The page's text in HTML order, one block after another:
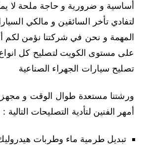
أساسية و ضرورية و حاجة ملحة لا
لتفادي تأخر السائقين و مالكي
المهمة و نحن في شركتنا نؤمن لكم
على مستوى الكويت لتصليح كل
تصليح سيارات الجهراء الصناعية
ورشتنا مستعدة طوال الوقت و
أمهر الفنين لتأدية التصليحات التالية :
تبديل طرمية ماء وطربات